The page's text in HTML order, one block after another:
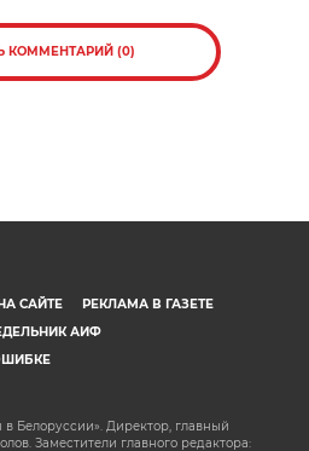
КОММЕНТАРИЙ (0)
САЙТЕ
РЕКЛАМА В ГАЗЕТЕ
АИФ
Белоруссии». Директор, главный
Заместители главного редактора: